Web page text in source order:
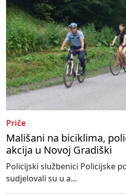
Priče
Mališani na biciklima,
akcija u Novoj Gradiški
Policijski službenici Policijske
sudjelovali su u a...